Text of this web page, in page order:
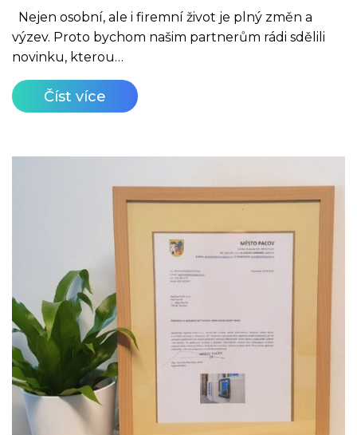
Nejen osobní, ale i firemní život je plný změn a
výzev. Proto bychom našim partnerům rádi sdělili
novinku, kterou…
Číst více